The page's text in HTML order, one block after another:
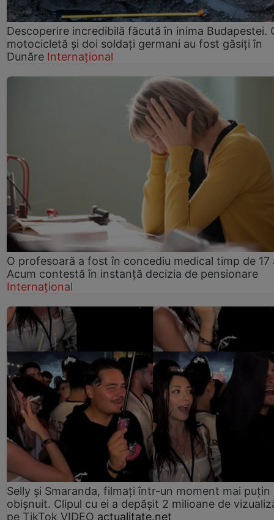
Descoperire incredibilă făcută în inima Budapestei.
motocicletă și doi soldați germani au fost găsiți în
Dunăre Internațional
O profesoară a fost în concediu medical timp de 17
Acum contestă în instanță decizia de pensionare
Internațional
Selly și Smaranda, filmați într-un moment mai puțin
obișnuit. Clipul cu ei a depășit 2 milioane de
pe TikTok VIDEO actualitate.net